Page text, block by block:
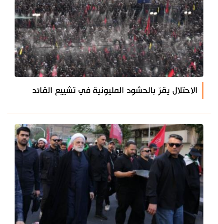
الاحتلال يقرّ بالحشود المليونية في تشييع القائد